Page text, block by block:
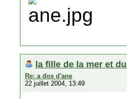
la fille de la mer et
Re: a dos d'ane
22 juillet 2004, 13:49